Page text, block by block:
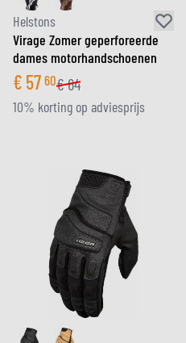
Helstons
Virage Zomer geperforeerde
dames motorhandschoenen
€ 57 60€64
10% korting op adviesprijs